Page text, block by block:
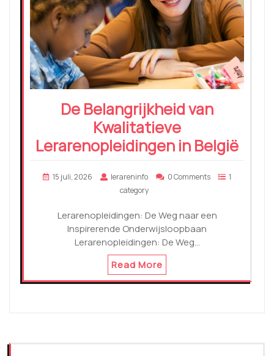
De Belangrijkheid van
Kwalitatieve
Lerarenopleidingen in België
15 juli, 2026 lerareninfo 0 Comments
1
category
Lerarenopleidingen: De Weg naar een
Inspirerende Onderwijsloopbaan
Lerarenopleidingen: De Weg…
Read More